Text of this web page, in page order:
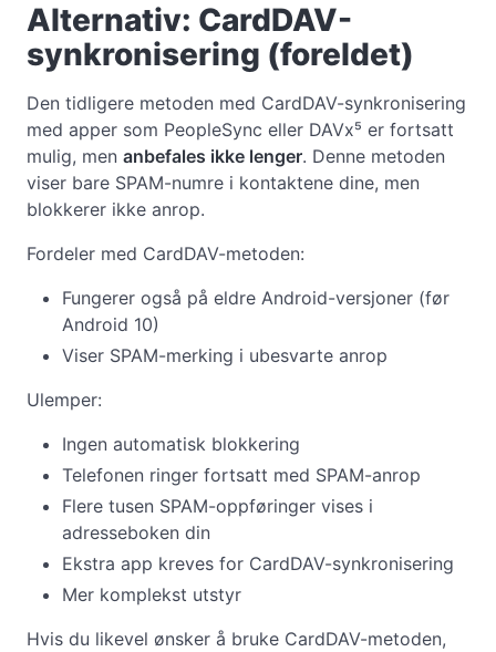
Alternativ: CardDAV-
synkronisering (foreldet)
Den tidligere metoden med CardDAV-synkronisering
med apper som PeopleSync eller DAVx⁵ er fortsatt
mulig, men anbefales ikke lenger. Denne metoden
viser bare SPAM-numre i kontaktene dine, men
blokkerer ikke anrop.
Fordeler med CardDAV-metoden:
Fungerer også på eldre Android-versjoner (før
Android 10)
Viser SPAM-merking i ubesvarte anrop
Ulemper:
Ingen automatisk blokkering
Telefonen ringer fortsatt med SPAM-anrop
Flere tusen SPAM-oppføringer vises i
adresseboken din
Ekstra app kreves for CardDAV-synkronisering
Mer komplekst utstyr
Hvis du likevel ønsker å bruke CardDAV-metoden,